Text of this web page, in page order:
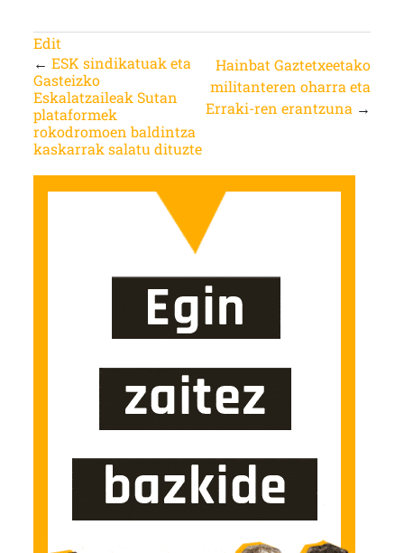
Edit
← ESK sindikatuak eta
Gasteizko
Eskalatzaileak Sutan
plataformek
rokodromoen baldintza
kaskarrak salatu dituzte
Hainbat Gaztetxeetako
militanteren oharra eta
Erraki-ren erantzuna →